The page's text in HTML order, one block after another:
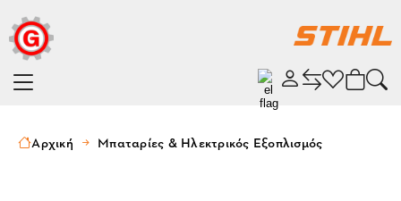
Αρχική Μπαταρίες & Ηλεκτρικός Εξοπλισμός